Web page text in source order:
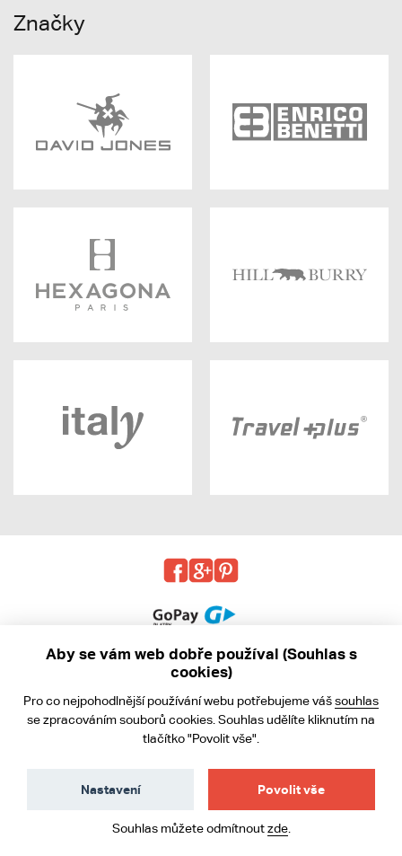
Značky
Obchodní podmínky
Ochrana osobních údajů
Aby se vám web dobře používal (Souhlas s
cookies)
Pro co nejpohodlnější používání webu potřebujeme vášsouhlas
se zpracováním souborů cookies. Souhlas udělíte kliknutím na
tlačítko "Povolit vše".
Povolit vše
Nastavení
Souhlas můžete odmítnoutzde.